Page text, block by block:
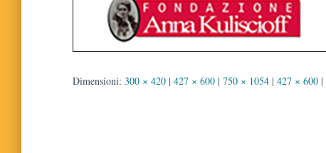
Dimensioni: 300 × 420 | 427 × 600 | 750 × 1054 | 427 × 600 |